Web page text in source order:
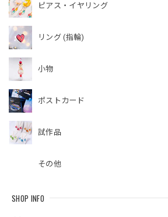
ピアス・イヤリング
リング (指輪)
小物
ポストカード
試作品
その他
SHOP INFO